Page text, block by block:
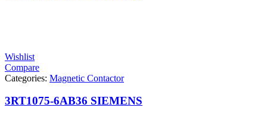
Wishlist
Compare
Categories: Magnetic Contactor
3RT1075-6AB36 SIEMENS